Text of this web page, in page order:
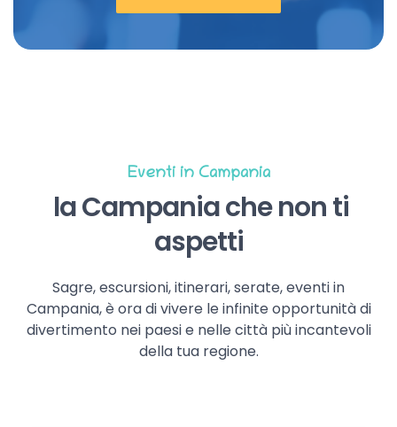
Eventi in Campania
la Campania che non ti
aspetti
Sagre, escursioni, itinerari, serate, eventi in
Campania, è ora di vivere le infinite opportunità di
divertimento nei paesi e nelle città più incantevoli
della tua regione.